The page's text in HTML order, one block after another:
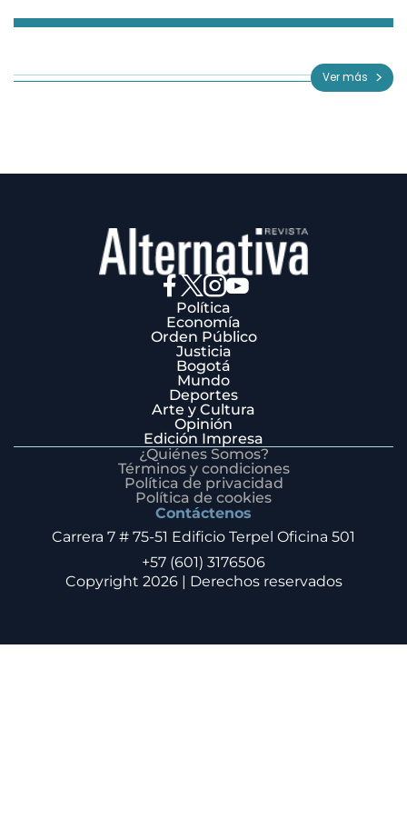
3
Ver más
Política
Economía
Orden Público
Justicia
Bogotá
Mundo
Deportes
Arte y Cultura
Opinión
Edición Impresa
¿Quiénes Somos?
Términos y condiciones
Política de privacidad
Política de cookies
Contáctenos
Carrera 7 # 75-51 Edificio Terpel Oficina 501
+57 (601) 3176506
Copyright 2026 | Derechos reservados